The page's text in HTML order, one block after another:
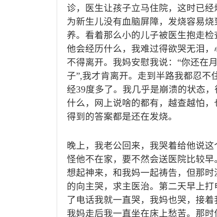
诊，医生让孩子立马住院，这时已经
为新生儿没有血脑屏障，发烧容易
养。看着那么小的儿子被医生抱走
他会经历什么，我难过得欲哭无泪
不得离开。我妈安慰我说： “你还在
子”,我才肯离开。走到半路我都忍不
经39度多了。我几乎是崩溃的状态
什么，网上说啥的都有，越查越怕
得到的答案都是还在发烧。
晚上，我老公回来，我哭着给他说
怪他不在家，要不然会送医院比较
想起神来，和我妈一起祷告，但那
的向主哭，求主医治。第二天早上
了电话我就一直哭，我妈也哭，接
我妈走后我一直坐在床上愁苦。那